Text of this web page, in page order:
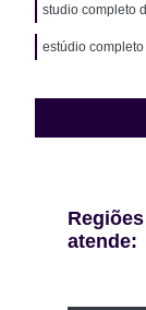
studio completo
estúdio
atende: